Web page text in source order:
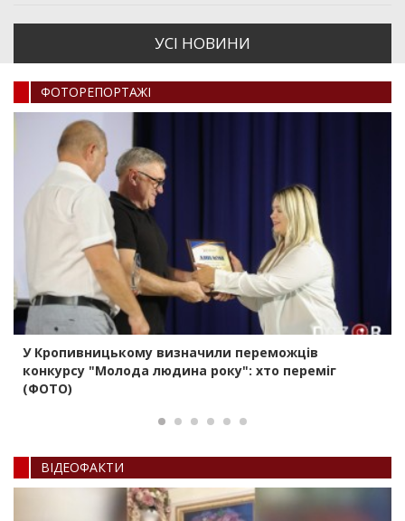
УСI НОВИНИ
ФОТОРЕПОРТАЖI
У Кропивницькому визначили переможців
конкурсу "Молода людина року": хто переміг
(ФОТО)
ВIДЕОФАКТИ